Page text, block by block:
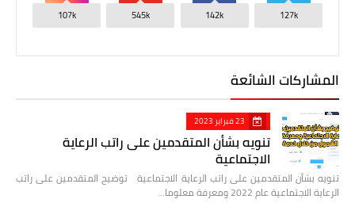
127k
142k
545k
107k
المشاركات الشائعة
23 فبراير 2023
تنويه بشأن المتقدمين على راتب الرعاية
الاجتماعية
تنويه بشأن المتقدمين على راتب الرعاية الاجتماعية توضيح المتقدمين على راتب
الرعاية الاجتماعية عام 2022 ومعرفة معلوما…